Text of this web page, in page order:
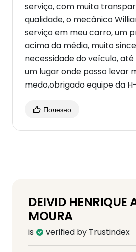
serviço, com muita
qualidade, o mecânico
serviço em meu carro, um
acima da média, muito
necessidade do veículo,
um lugar onde posso levar
medo,obrigado equipe da
Полезно
DEIVID HENRIQUE
MOURA
is verified by Trustindex